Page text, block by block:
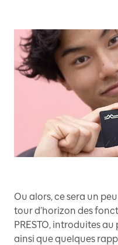
Ou alors, ce sera un
tour d’horizon des
PRESTO, introduites
ainsi que quelques